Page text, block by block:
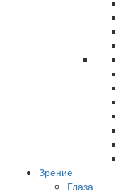
Зрение
Глаза